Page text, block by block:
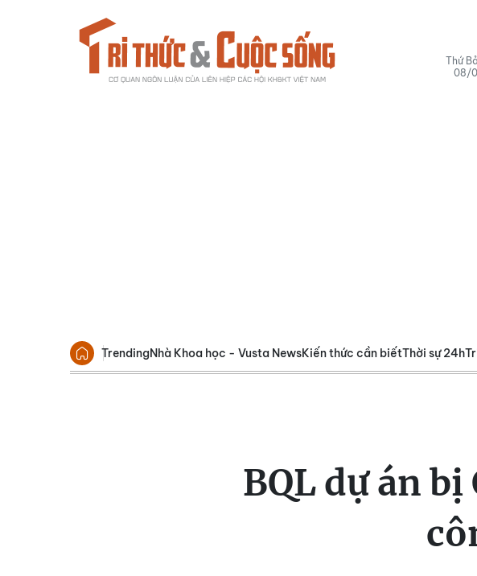
Thứ
08/
TrendingNhà Khoa học - Vusta NewsKiến thức cần biếtThời sự 24h
BQL dự án